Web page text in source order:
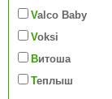
Valco Baby
Voksi
Витоша
Теплыш